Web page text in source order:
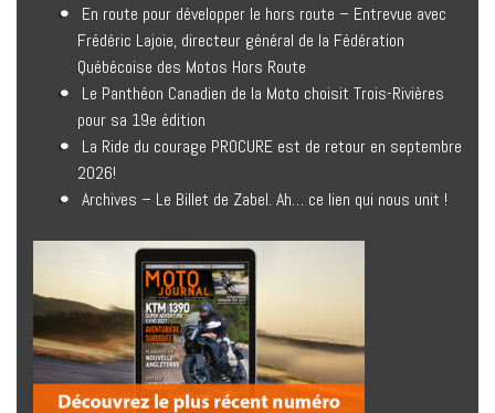
En route pour développer le hors route – Entrevue avec
Frédéric Lajoie, directeur général de la Fédération
Québécoise des Motos Hors Route
Le Panthéon Canadien de la Moto choisit Trois-Rivières
pour sa 19e édition
La Ride du courage PROCURE est de retour en septembre
2026!
Archives – Le Billet de Zabel. Ah… ce lien qui nous unit !